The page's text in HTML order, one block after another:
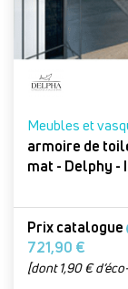
Meubles et
armoire de
mat -
Prix catalogue
721,90 €
[dont 1,90 €